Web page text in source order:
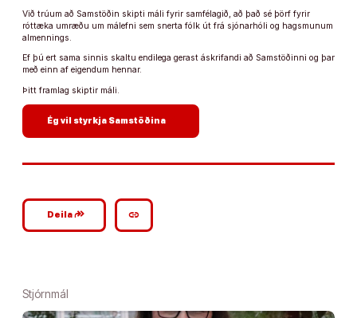
Við trúum að Samstöðin skipti máli fyrir samfélagið, að það sé þörf fyrir
róttæka umræðu um málefni sem snerta fólk út frá sjónarhóli og hagsmunum
almennings.
Ef þú ert sama sinnis skaltu endilega gerast áskrifandi að Samstöðinni og þar
með einn af eigendum hennar.
Þitt framlag skiptir máli.
Ég vil styrkja Samstöðina
Deilagoogle_plus_reshare link
Stjórnmál